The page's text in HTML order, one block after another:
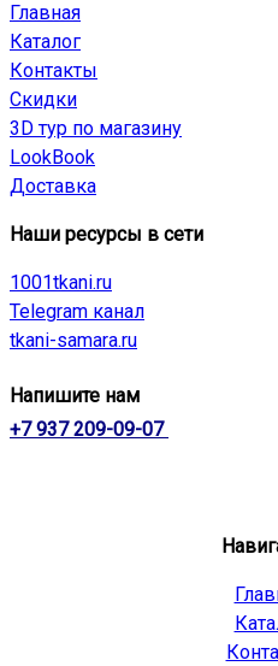
Главная
Каталог
Контакты
Скидки
3D тур по магазину
LookBook
Доставка
Наши ресурсы в сети
1001tkani.ru
Telegram канал
tkani-samara.ru
Напишите нам
+7 937 209-09-07